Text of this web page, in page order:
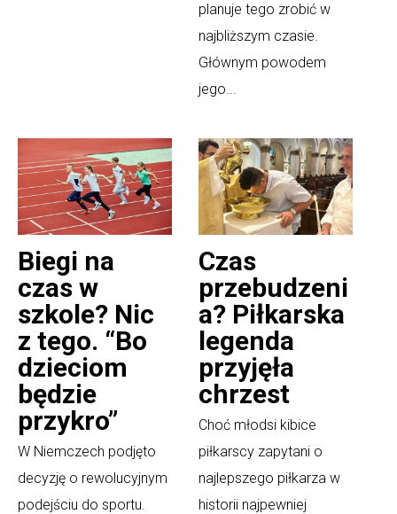
planuje tego zrobić w
najbliższym czasie.
Głównym powodem
jego...
Biegi na
czas w
szkole? Nic
z tego. “Bo
dzieciom
będzie
przykro”
W Niemczech podjęto
decyzję o rewolucyjnym
podejściu do sportu.
Czas
przebudzeni
a? Piłkarska
legenda
przyjęła
chrzest
Choć młodsi kibice
piłkarscy zapytani o
najlepszego piłkarza w
historii najpewniej